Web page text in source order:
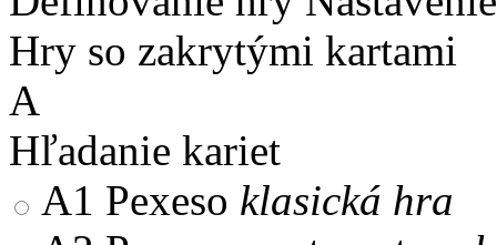
Hry so zakrytými kartami
A
Hľadanie kariet
A1 Pexeso klasická hra